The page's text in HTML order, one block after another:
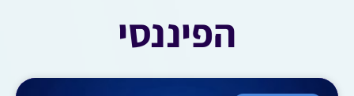
הפיננסי